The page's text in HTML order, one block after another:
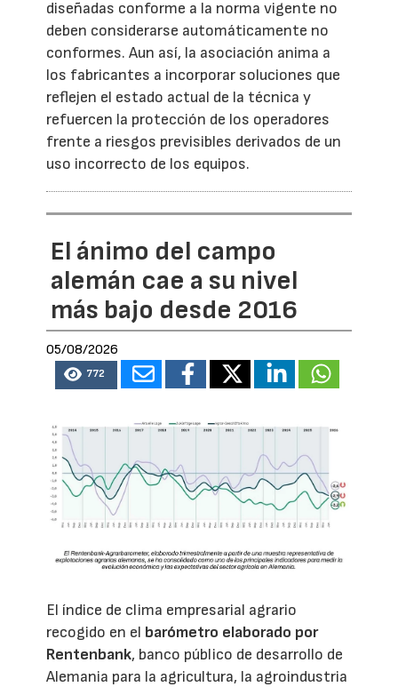
diseñadas conforme a la norma vigente no
deben considerarse automáticamente no
conformes. Aun así, la asociación anima a
los fabricantes a incorporar soluciones que
reflejen el estado actual de la técnica y
refuercen la protección de los operadores
frente a riesgos previsibles derivados de un
uso incorrecto de los equipos.
El ánimo del campo
alemán cae a su nivel
más bajo desde 2016
05/08/2026
772
El índice de clima empresarial agrario
recogido en el barómetro elaborado por
Rentenbank, banco público de desarrollo de
Alemania para la agricultura, la agroindustria